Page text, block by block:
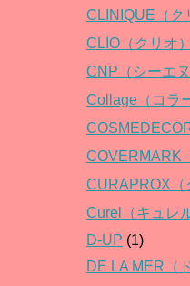
CLINIQUE（ク
CLIO（クリオ）
CNP（シーエヌ
Collage（コラ
COVERMARK
CURAPROX（
Curel（キュレ
D-UP (1)
DE LA MER（